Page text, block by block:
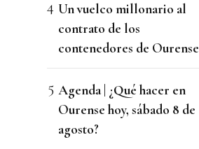
Un vuelco millonario al
contrato de los
contenedores de Ourense
Agenda | ¿Qué hacer en
Ourense hoy, sábado 8 de
agosto?